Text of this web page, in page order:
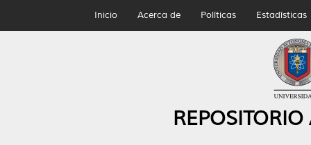
Inicio Acerca de Políticas Estadísticas